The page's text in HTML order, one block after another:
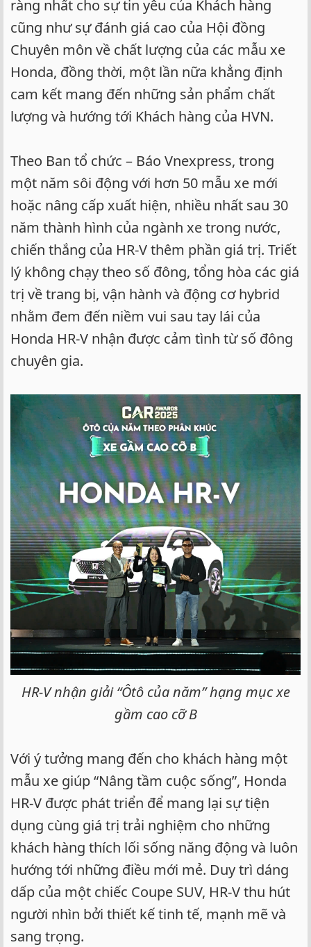
ràng nhất cho sự tin yêu của Khách hàng
cũng như sự đánh giá cao của Hội đồng
Chuyên môn về chất lượng của các mẫu xe
Honda, đồng thời, một lần nữa khẳng định
cam kết mang đến những sản phẩm chất
lượng và hướng tới Khách hàng của HVN.
Theo Ban tổ chức – Báo Vnexpress, trong
một năm sôi động với hơn 50 mẫu xe mới
hoặc nâng cấp xuất hiện, nhiều nhất sau 30
năm thành hình của ngành xe trong nước,
chiến thắng của HR-V thêm phần giá trị. Triết
lý không chạy theo số đông, tổng hòa các giá
trị về trang bị, vận hành và động cơ hybrid
nhằm đem đến niềm vui sau tay lái của
Honda HR-V nhận được cảm tình từ số đông
chuyên gia.
HR-V nhận giải “Ôtô của năm” hạng mục xe
gầm cao cỡ B
Với ý tưởng mang đến cho khách hàng một
mẫu xe giúp “Nâng tầm cuộc sống”, Honda
HR-V được phát triển để mang lại sự tiện
dụng cùng giá trị trải nghiệm cho những
khách hàng thích lối sống năng động và luôn
hướng tới những điều mới mẻ. Duy trì dáng
dấp của một chiếc Coupe SUV, HR-V thu hút
người nhìn bởi thiết kế tinh tế, mạnh mẽ và
sang trọng.